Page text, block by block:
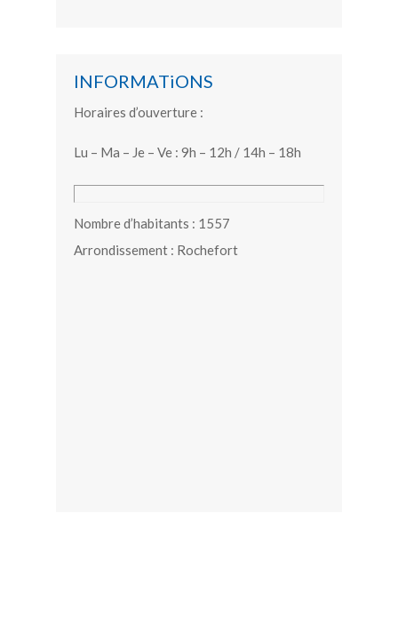
INFORMATiONS
Horaires d’ouverture :
Lu – Ma – Je – Ve : 9h – 12h / 14h – 18h
Nombre d’habitants : 1557
Arrondissement : Rochefort